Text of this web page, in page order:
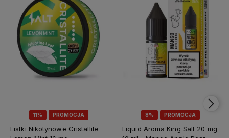
11% PROMOCJA
Listki Nikotynowe Cristallite
8% PROMOCJA
Liquid Aroma King Salt 20 mg